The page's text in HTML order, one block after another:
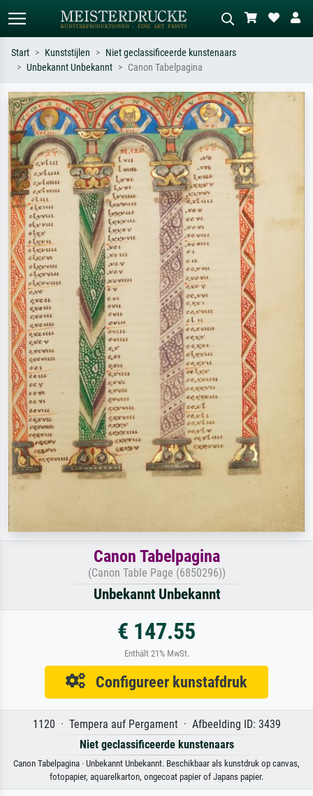
Zoek op kunstenaar, titel of stijl – bijv.
Monet, Sterrennacht, impressionisme,
Hokusai-golf, naakt.
Beschrijf de scène – bijv. groene
weide, abstract met veel rood, donker
olieverfschilderij, staand naakt naast
een boom.
Start Kunststijlen
Niet geclassificeerde kunstenaars
Unbekannt Unbekannt
Canon Tabelpagina
Canon Tabelpagina
(Canon Table Page (6850296))
Unbekannt Unbekannt
€ 147.55
Enthält 21% MwSt.
Configureer kunstafdruk
1120 · Tempera auf Pergament · Afbeelding ID: 3439
Niet geclassificeerde kunstenaars
Canon Tabelpagina · Unbekannt Unbekannt. Beschikbaar als kunstdruk op canvas,
fotopapier, aquarelkarton, ongecoat papier of Japans papier.